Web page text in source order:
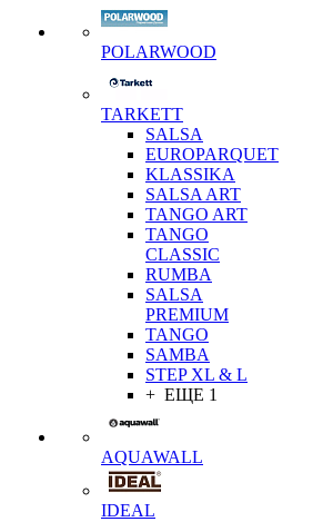
POLARWOOD
TARKETT
SALSA
EUROPARQUET
KLASSIKA
SALSA ART
TANGO ART
TANGO
CLASSIC
RUMBA
SALSA
PREMIUM
TANGO
SAMBA
STEP XL & L
+ ЕЩЕ 1
AQUAWALL
IDEAL